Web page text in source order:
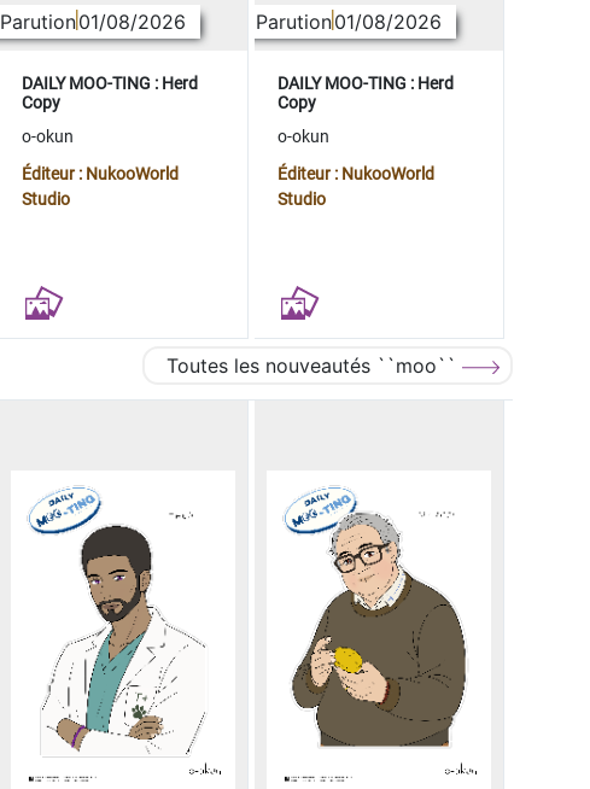
Parution01/08/2026
DAILY MOO-TING : Herd
Copy
o-okun
Éditeur : NukooWorld
Studio
Parution01/08/2026
DAILY MOO-TING : Herd
Copy
o-okun
Éditeur : NukooWorld
Studio
Toutes les nouveautés ``moo``